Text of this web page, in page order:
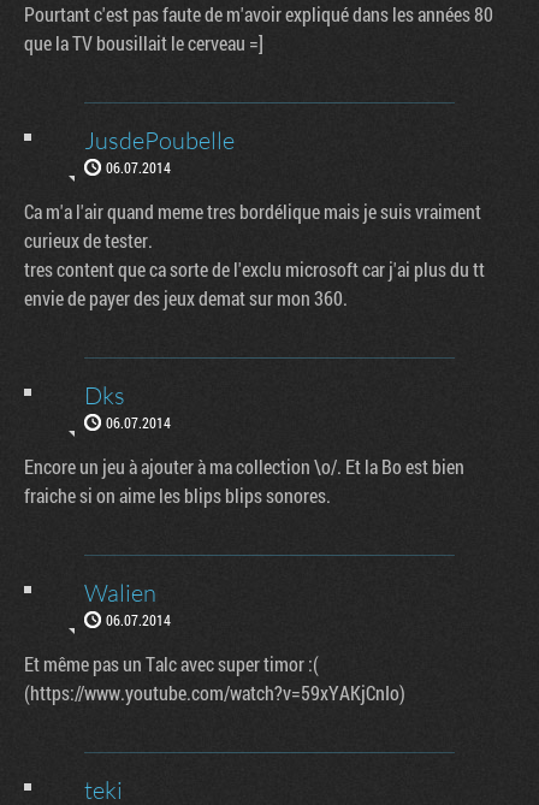
Pourtant c'est pas faute de m'avoir expliqué dans les années 80
que la TV bousillait le cerveau =]
JusdePoubelle
06.07.2014
Ca m'a l'air quand meme tres bordélique mais je suis vraiment
curieux de tester.
tres content que ca sorte de l'exclu microsoft car j'ai plus du tt
envie de payer des jeux demat sur mon 360.
Dks
06.07.2014
Encore un jeu à ajouter à ma collection \o/. Et la Bo est bien
fraiche si on aime les blips blips sonores.
Walien
06.07.2014
Et même pas un Talc avec super timor :(
(https://www.youtube.com/watch?v=59xYAKjCnIo)
teki